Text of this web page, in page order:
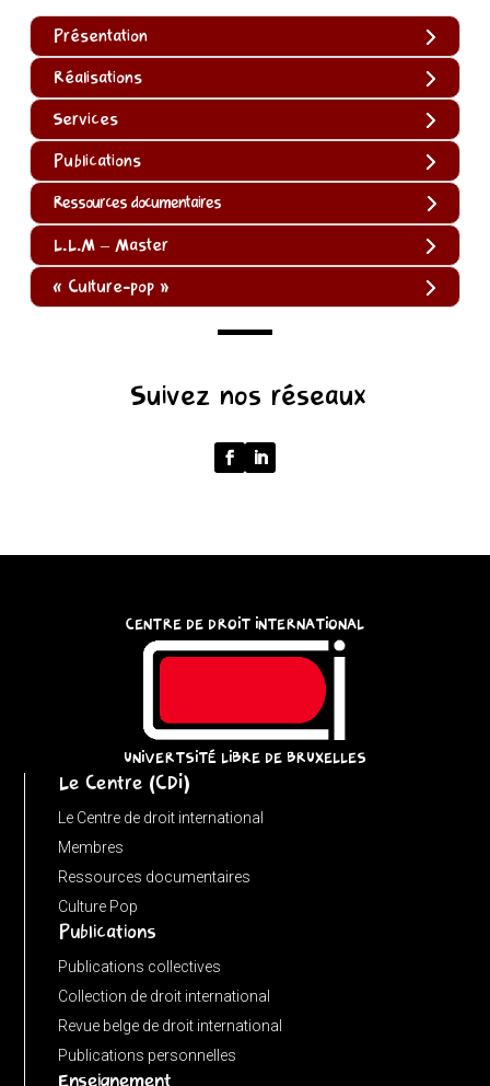
Présentation
Réalisations
Services
Publications
Ressources documentaires
L.L.M – Master
« Culture-pop »
input
URL(input,
window.location.href);
u.pathname.toLowerCase().replace(/\/+$/,
Suivez nos réseaux
CENTRE DE DROIT INTERNATIONAL
UNIVERTSITÉ LIBRE DE BRUXELLES
Le Centre (CDI)
Le Centre de droit international
Membres
Ressources documentaires
Culture Pop
Publications
Publications collectives
Collection de droit international
Revue belge de droit international
Publications personnelles
Enseignement